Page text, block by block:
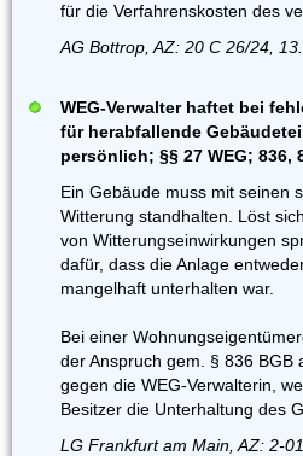
für die Verfahrenskosten des
AG Bottrop, AZ: 20 C 26/24,
WEG-Verwalter haftet bei
für herabfallende
persönlich; §§ 27 WEG; 836,
Ein Gebäude muss mit seinen
Witterung standhalten. Löst
von Witterungseinwirkungen
dafür, dass die Anlage
mangelhaft unterhalten war.
Bei einer
der Anspruch gem. § 836 BGB
gegen die WEG-Verwalterin,
Besitzer die Unterhaltung des
LG Frankfurt am Main, AZ: 2-